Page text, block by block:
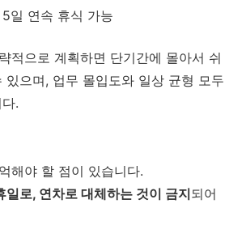
일 연속 휴식 가능
적으로 계획하면 단기간에 몰아서 쉬
있으며, 업무 몰입도와 일상 균형 모두
.
해야 할 점이 있습니다.
일로, 연차로 대체하는 것이 금지되어